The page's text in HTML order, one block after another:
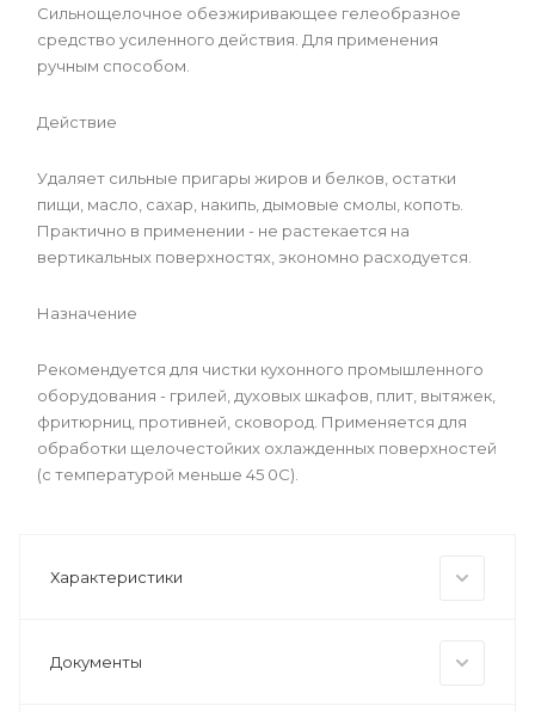
Сильнощелочное обезжиривающее гелеобразное
средство усиленного действия. Для применения
ручным способом.
Действие
Удаляет сильные пригары жиров и белков, остатки
пищи, масло, сахар, накипь, дымовые смолы, копоть.
Практично в применении - не растекается на
вертикальных поверхностях, экономно расходуется.
Назначение
Рекомендуется для чистки кухонного промышленного
оборудования - грилей, духовых шкафов, плит, вытяжек,
фритюрниц, противней, сковород. Применяется для
обработки щелочестойких охлажденных поверхностей
(с температурой меньше 45 0С).
Характеристики
Документы